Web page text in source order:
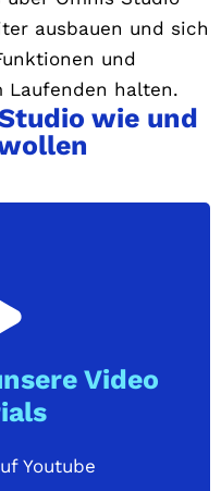
ausbauen und sich
und
Laufenden halten.
wie und
Video
Youtube